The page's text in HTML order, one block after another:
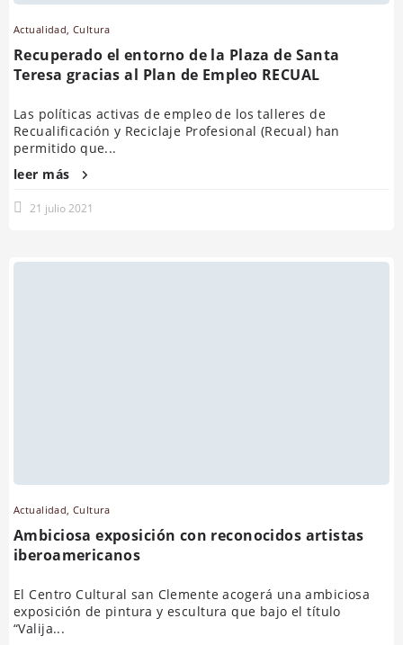
Actualidad ,Cultura
Recuperado el entorno de la Plaza de Santa
Teresa gracias al Plan de Empleo RECUAL
Las políticas activas de empleo de los talleres de
Recualificación y Reciclaje Profesional (Recual) han
permitido que...
leer más
21 julio 2021
Actualidad,Cultura
Ambiciosa exposición con reconocidos artistas
iberoamericanos
El Centro Cultural san Clemente acogerá una ambiciosa
exposición de pintura y escultura que bajo el título
“Valija...